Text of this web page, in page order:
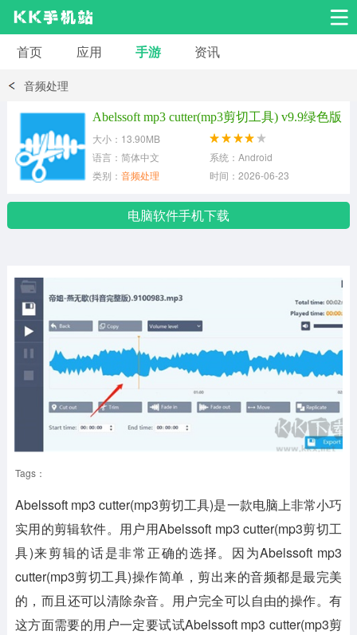
安卓应用
小说漫画
金融理财 新闻资讯
首页 应用 手游 资讯
音频处理
Abelssoft mp3 cutter(mp3剪切工具) v9.9绿色版
大小：13.90MB
语言：简体中文
系统：Android
类别： 音频处理 时间：2026-06-23
电脑软件手机下载
Tags：
Abelssoft mp3 cutter(mp3剪切工具)是一款电脑上非常小巧
实用的剪辑软件。用户用Abelssoft mp3 cutter(mp3剪切工
具)来剪辑的话是非常正确的选择。因为Abelssoft mp3
cutter(mp3剪切工具)操作简单，剪出来的音频都是最完美
的，而且还可以清除杂音。用户完全可以自由的操作。有
这方面需要的用户一定要试试Abelssoft mp3 cutter(mp3剪